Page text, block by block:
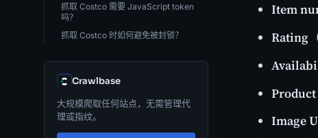
抓取 Costco 需要 JavaScript token
吗？
抓取 Costco 时如何避免被封锁？
Crawlbase
大规模爬取任何站点，无需管理代
理或指纹。
Item
Rating
Product
Image